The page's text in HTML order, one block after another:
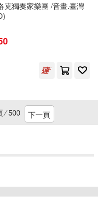
克獨奏家樂團 /音畫.臺灣
⁄500 下一頁